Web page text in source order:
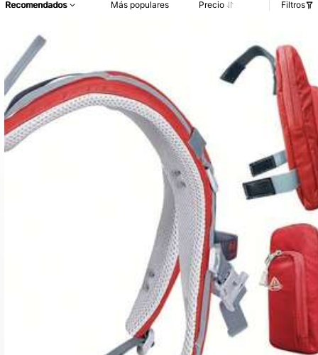
Recomendados Más populares Precio Filtros